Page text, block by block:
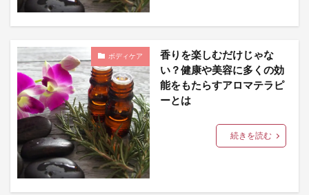
ボディケア
香りを楽しむだけじゃな
い？健康や美容に多くの効
能をもたらすアロマテラピ
ーとは
続きを読む